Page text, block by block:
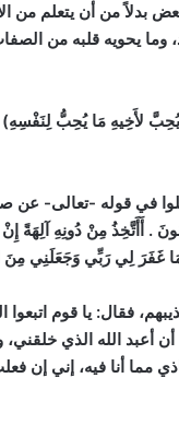
بدلاً من أن يتعلم
يحويه قلبه من
لأَخِيهِ مَا يُحِبُّ لِنَفْسِهِ)
في قوله -تعالى-
. أَأَتَّخِذُ مِنْ دُونِهِ
غَفَرَ لِي رَبِّي وَجَعَلَنِي مِنَ
فقال: يا قوم اتبعوا
الله الذي خلقني،
مما أنا فيه، إني